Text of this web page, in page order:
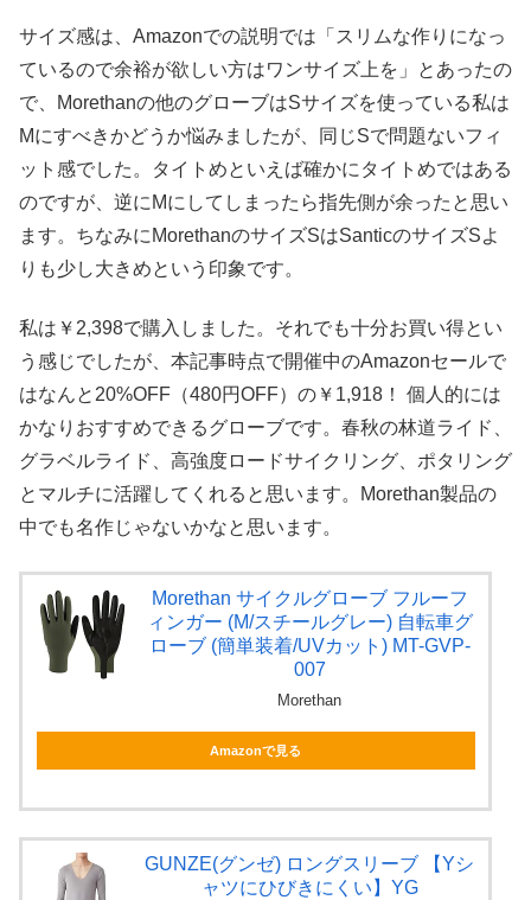
サイズ感は、Amazonでの説明では「スリムな作りになっ
ているので余裕が欲しい方はワンサイズ上を」とあったの
で、Morethanの他のグローブはSサイズを使っている私は
Mにすべきかどうか悩みましたが、同じSで問題ないフィ
ット感でした。タイトめといえば確かにタイトめではある
のですが、逆にMにしてしまったら指先側が余ったと思い
ます。ちなみにMorethanのサイズSはSanticのサイズSよ
りも少し大きめという印象です。
私は￥2,398で購入しました。それでも十分お買い得とい
う感じでしたが、本記事時点で開催中のAmazonセールで
はなんと20%OFF（480円OFF）の￥1,918！ 個人的には
かなりおすすめできるグローブです。春秋の林道ライド、
グラベルライド、高強度ロードサイクリング、ポタリング
とマルチに活躍してくれると思います。Morethan製品の
中でも名作じゃないかなと思います。
Morethan サイクルグローブ フルーフ
ィンガー (M/スチールグレー) 自転車グ
ローブ (簡単装着/UVカット) MT-GVP-
007
Morethan
Amazonで見る
GUNZE(グンゼ) ロングスリーブ 【Yシ
ャツにひびきにくい】YG